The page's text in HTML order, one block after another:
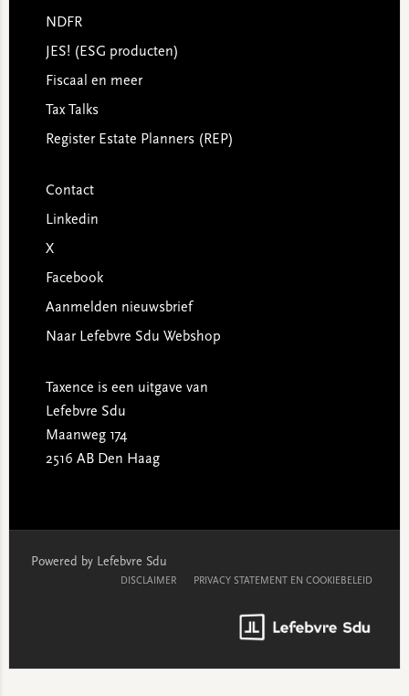
NDFR
JES! (ESG producten)
Fiscaal en meer
Tax Talks
Register Estate Planners (REP)
Contact
Linkedin
X
Facebook
Aanmelden nieuwsbrief
Naar Lefebvre Sdu Webshop
Taxence is een uitgave van
Lefebvre Sdu
Maanweg 174
2516 AB Den Haag
Powered by Lefebvre Sdu
DISCLAIMER PRIVACY STATEMENT EN COOKIEBELEID